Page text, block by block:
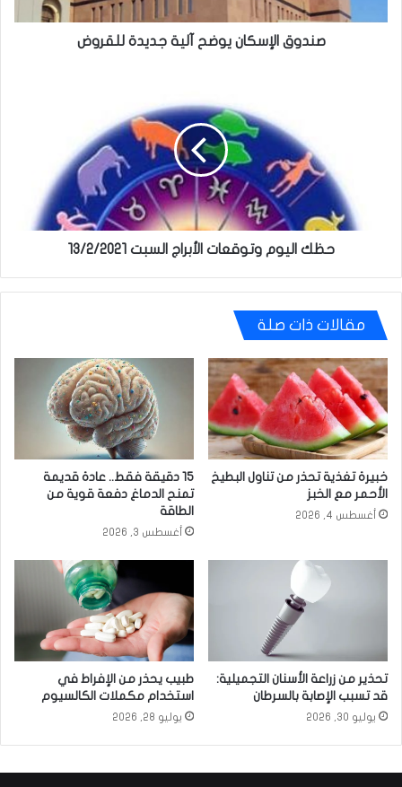
صندوق الإسكان يوضح آلية جديدة للقروض
حظك اليوم وتوقعات الأبراج السبت 13/2/2021
مقالات ذات صلة
خبيرة تغذية تحذر من تناول البطيخ
الأحمر مع الخبز
أغسطس 4, 2026
15 دقيقة فقط.. عادة قديمة
تمنح الدماغ دفعة قوية من
الطاقة
أغسطس 3, 2026
تحذير من زراعة الأسنان التجميلية:
قد تسبب الإصابة بالسرطان
يوليو 30, 2026
طبيب يحذر من الإفراط في
استخدام مكملات الكالسيوم
يوليو 28, 2026